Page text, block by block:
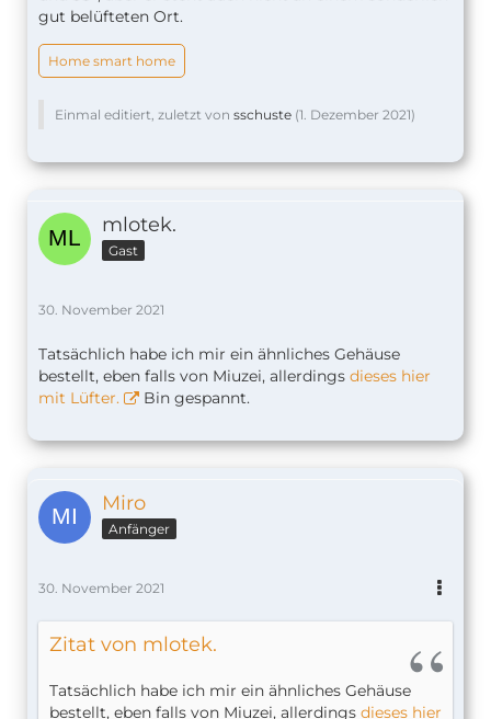
gut belüfteten Ort.
Home smart home
Einmal editiert, zuletzt von sschuste (1. Dezember 2021)
mlotek.
Gast
30. November 2021
Tatsächlich habe ich mir ein ähnliches Gehäuse
bestellt, eben falls von Miuzei, allerdings dieses hier
mit Lüfter.
Bin gespannt.
Miro
Anfänger
30. November 2021
Zitat von mlotek.
Tatsächlich habe ich mir ein ähnliches Gehäuse
bestellt, eben falls von Miuzei, allerdings dieses hier